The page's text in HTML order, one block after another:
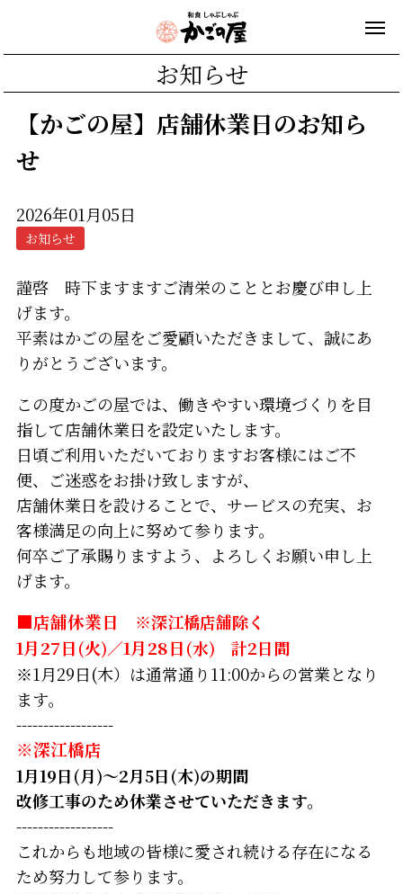
お知らせ
【かごの屋】店舗休業日のお知ら
せ
2026年01月05日
お知らせ
謹啓 時下ますますご清栄のこととお慶び申し上
げます。
平素はかごの屋をご愛顧いただきまして、誠にあ
りがとうございます。
この度かごの屋では、働きやすい環境づくりを目
指して店舗休業日を設定いたします。
日頃ご利用いただいておりますお客様にはご不
便、ご迷惑をお掛け致しますが、
店舗休業日を設けることで、サービスの充実、お
客様満足の向上に努めて参ります。
何卒ご了承賜りますよう、よろしくお願い申し上
げます。
■店舗休業日
※深江橋店舗除く
1月27日(火)／1月28日(水) 計2日間
※1月29日(木）は通常通り11:00からの営業となり
ます。
------------------
※深江橋店
1月19日(月)～2月5日(木)の期間
改修工事のため休業させていただきます。
------------------
これからも地域の皆様に愛され続ける存在になる
ため努力して参ります。